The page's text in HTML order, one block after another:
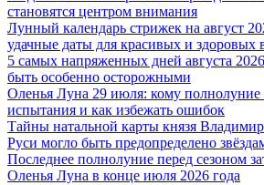
становятся центром внимания
Лунный календарь стрижек на август
удачные даты для красивых и здоровых
5 самых напряженных дней августа 2026
быть особенно осторожными
Оленья Луна 29 июля: кому полнолуние
испытания и как избежать ошибок
Тайны натальной карты князя
Руси могло быть предопределено
Последнее полнолуние перед сезоном
Оленья Луна в конце июля 2026 года